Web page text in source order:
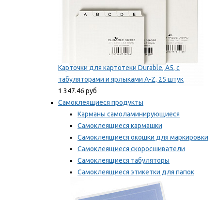
Карточки для картотеки Durable, A5, с
табуляторами и ярлыками A-Z, 25 штук
1 347.46 руб
Самоклеящиеся продукты
Карманы самоламинирующиеся
Самоклеящиеся кармашки
Самоклеящиеся окошки для маркировки
Самоклеящиеся скоросшиватели
Самоклеящиеся табуляторы
Самоклеящиеся этикетки для папок
Таблички для маркировки
Мы рекомендуем